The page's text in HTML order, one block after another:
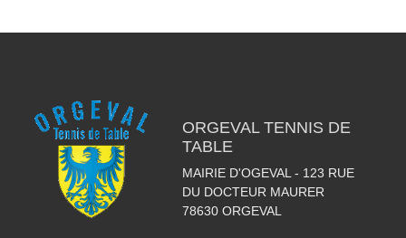
ORGEVAL TENNIS DE
TABLE
MAIRIE D'OGEVAL - 123 RUE
DU DOCTEUR MAURER
78630 ORGEVAL